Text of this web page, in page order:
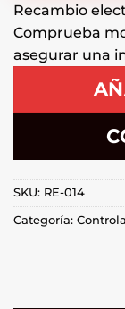
Recambio
Comprueba
asegurar una
SKU: RE-014
Categoría: